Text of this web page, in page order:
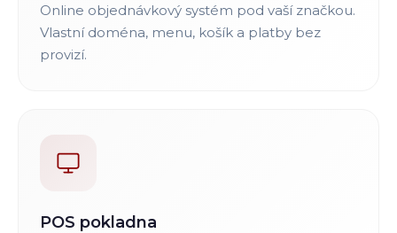
Online objednávkový systém pod vaší značkou.
Vlastní doména, menu, košík a platby bez
provizí.
POS pokladna